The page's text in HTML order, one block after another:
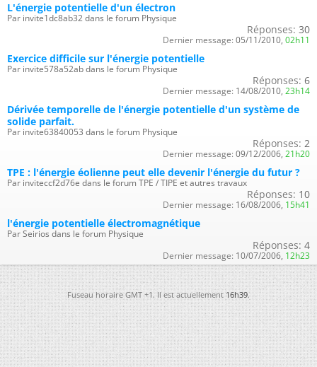
L'énergie potentielle d'un électron
Par invite1dc8ab32 dans le forum Physique
Réponses: 30
Dernier message: 05/11/2010, 02h11
Exercice difficile sur l'énergie potentielle
Par invite578a52ab dans le forum Physique
Réponses: 6
Dernier message: 14/08/2010, 23h14
Dérivée temporelle de l'énergie potentielle d'un système de
solide parfait.
Par invite63840053 dans le forum Physique
Réponses: 2
Dernier message: 09/12/2006, 21h20
TPE : l'énergie éolienne peut elle devenir l'énergie du futur ?
Par inviteccf2d76e dans le forum TPE / TIPE et autres travaux
Réponses: 10
Dernier message: 16/08/2006, 15h41
l'énergie potentielle électromagnétique
Par Seirios dans le forum Physique
Réponses: 4
Dernier message: 10/07/2006, 12h23
Fuseau horaire GMT +1. Il est actuellement16h39.